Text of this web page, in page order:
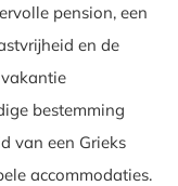
pension, een
en de
bestemming
van een Grieks
accommodaties.